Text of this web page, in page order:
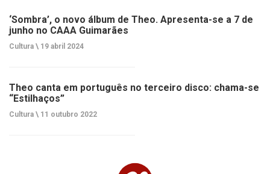
‘Sombra’, o novo álbum de Theo. Apresenta-se a 7 de
junho no CAAA Guimarães
Cultura \ 19 abril 2024
Theo canta em português no terceiro disco: chama-se
“Estilhaços”
Cultura \ 11 outubro 2022